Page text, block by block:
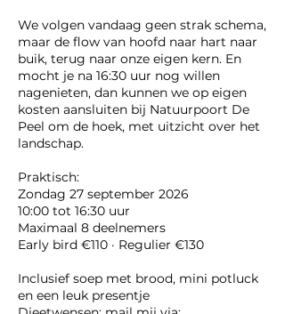
We volgen vandaag geen strak schema,
maar de flow van hoofd naar hart naar
buik, terug naar onze eigen kern. En
mocht je na 16:30 uur nog willen
nagenieten, dan kunnen we op eigen
kosten aansluiten bij Natuurpoort De
Peel om de hoek, met uitzicht over het
landschap.
Praktisch:
Zondag 27 september 2026
10:00 tot 16:30 uur
Maximaal 8 deelnemers
Early bird €110 · Regulier €130
Inclusief soep met brood, mini potluck
en een leuk presentje